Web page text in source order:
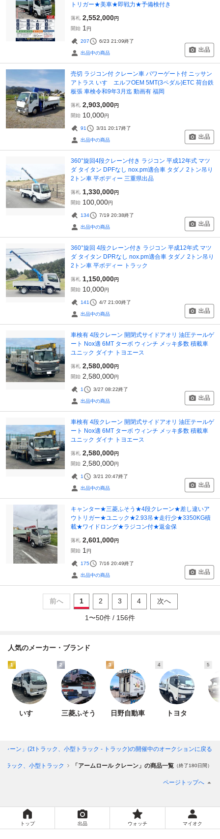
トリガー★美車★即戦力★予備検付き
落札 2,552,000円
開始 1 円
207 6/23 21:09終了
出品中の商品 出品
売切 ラジコン付 クレーン車 パワーゲート付 ニッサン
アトラス いすゞエルフOEM 5MT(3ペダル)ETC 荷台鉄
板張 車検令和9年3月迄 動画有 福岡
落札 2,903,000円
開始 10,000円
91 3/31 20:17終了
出品中の商品 出品
360°旋回4段クレーン付き ラジコン 平成12年式 マツ
ダ タイタン DPFなし nox.pm適合車 タダノ 2トン吊り
2トン車 平ボディー 三重県出品
落札 1,330,000円
開始 100,000円
134 7/19 20:38終了
出品中の商品 出品
360°旋回 4段クレーン付き ラジコン 平成12年式 マツ
ダ タイタン DPRなし nox.pm適合車 タダノ 2トン吊り
2トン車 平ボディー トラック
落札 1,150,000円
開始 10,000円
141 4/7 21:00終了
出品中の商品 出品
車検有 4段クレーン 開閉式サイドアオリ 油圧テールゲ
ート Nox適 6MT ターボ ウィンチ メッキ多数 積載車
ユニック ダイナ トヨエース
落札 2,580,000円
開始 2,580,000円
1 3/27 08:22終了
出品中の商品 出品
車検有 4段クレーン 開閉式サイドアオリ 油圧テールゲ
ート Nox適 6MT ターボ ウィンチ メッキ多数 積載車
ユニック ダイナ トヨエース
落札 2,580,000円
開始 2,580,000円
1 3/21 20:47終了
出品中の商品 出品
キャンター★三菱ふそう★4段クレーン★差し違いア
ウトリガー★ユニック★2.93吊★走行少★3350KG積
載★ワイドロング★ラジコン付★返金保
落札 2,601,000円
開始 1 円
175 7/16 20:49終了
出品中の商品 出品
前へ 1 2 3 4 次へ
1 〜50件 / 156件
人気のメーカー・ブランド
1
いすゞ
2
三菱ふそう
3
日野自動車
4
トヨタ
5
レーン」(2tトラック、小型トラック - トラック)の開催中のオークションに戻る
ラック、小型トラック 「アームロール クレーン」の商品一覧 （終了180日間）
ページトップへ
トップ 出品 ウォッチ マイオク